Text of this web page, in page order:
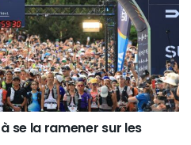
à se la ramener sur les